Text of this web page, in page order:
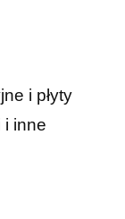
i płyty
inne